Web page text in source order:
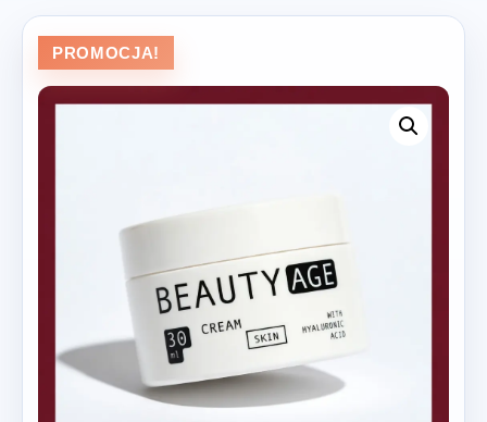
PROMOCJA!